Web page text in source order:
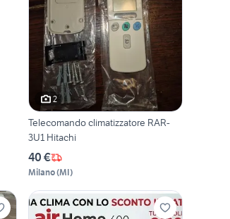
2
Telecomando climatizzatore RAR-
3U1 Hitachi
40 €
Milano(MI)